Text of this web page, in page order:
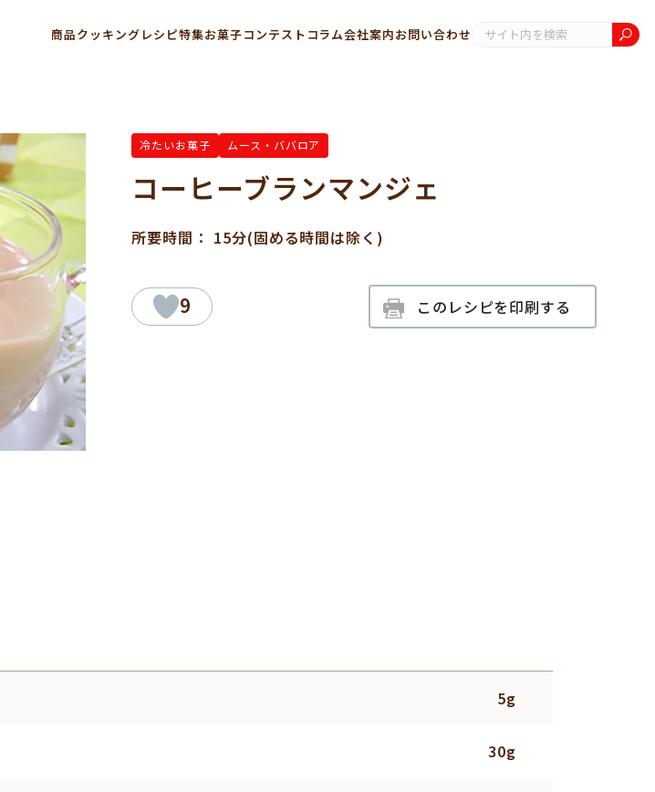
商品クッキングレシピ特集お菓子コンテスト コラム会社案内お問い合わせ
冷たいお菓子 ムース・ババロア
コーヒーブランマンジェ
所要時間： 15分(固める時間は除く)
9 このレシピを印刷する
5g
30g